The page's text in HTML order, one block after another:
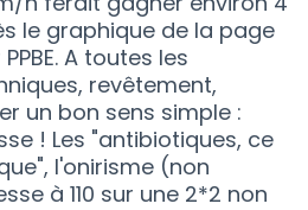
le graphique de la page
A toutes les
revêtement,
un bon sens simple :
! Les "antibiotiques, ce
l'onirisme (non
à 110 sur une 2*2 non